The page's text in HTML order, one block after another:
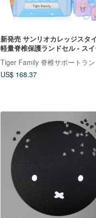
新発売 サンリオカレッジスタ
軽量脊椎保護ランドセル - ス
シナモロール | 小学校中学年向
華 2 点特典付き)
US$ 168.37